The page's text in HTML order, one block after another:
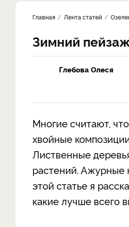
Главная Лента статей
Зимний
Глебова Олеся
Многие считают,
хвойные
Лиственные
растений. Ажурные
этой статье я
какие лучше всего